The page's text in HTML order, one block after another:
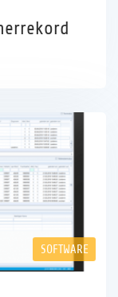
SOFTWARE